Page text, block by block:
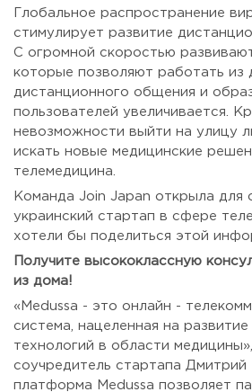
Глобальное распространение
стимулирует развитие
С огромной скоростью
которые позволяют работать из
дистанционного общения и
пользователей увеличивается.
невозможности выйти на улицу
искать новые медицинские
телемедицина.
Команда Join Japan открыла для
украинский стартап в сфере
хотели бы поделиться этой
Получите высококлассную
из дома!
«Medussa - это онлайн -
система, нацеленная на
технологий в области
соучредитель стартапа Дмитрий
платформа Medussa позволяет